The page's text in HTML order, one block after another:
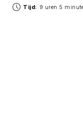
Tijd: 9 uren 5